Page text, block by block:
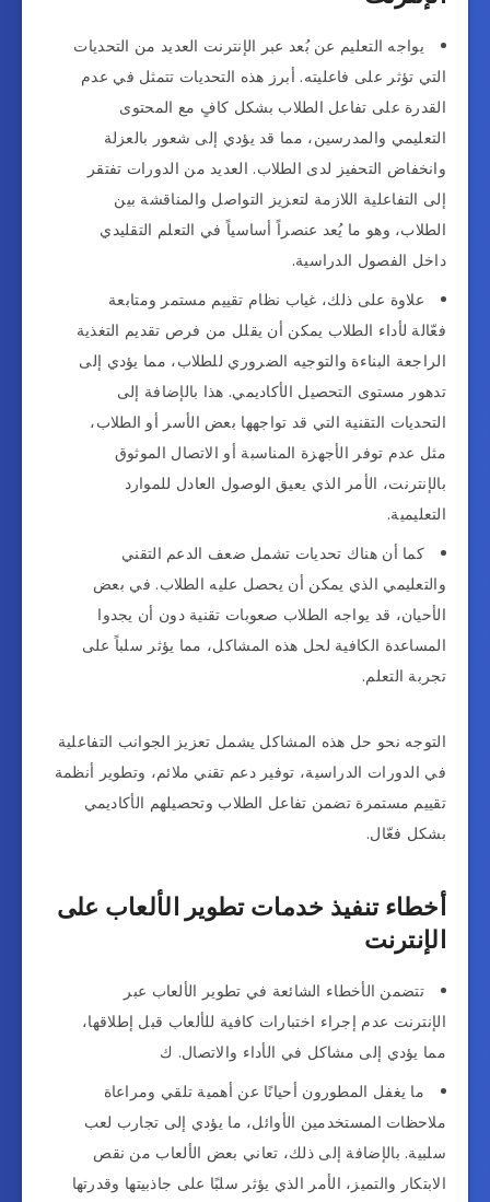
يواجه التعليم عن بُعد عبر الإنترنت العديد من التحديات
التي تؤثر على فاعليته. أبرز هذه التحديات تتمثل في عدم
القدرة على تفاعل الطلاب بشكل كافٍ مع المحتوى
التعليمي والمدرسين، مما قد يؤدي إلى شعور بالعزلة
وانخفاض التحفيز لدى الطلاب. العديد من الدورات تفتقر
إلى التفاعلية اللازمة لتعزيز التواصل والمناقشة بين
الطلاب، وهو ما يُعد عنصراً أساسياً في التعلم التقليدي
داخل الفصول الدراسية.
علاوة على ذلك، غياب نظام تقييم مستمر ومتابعة
فعّالة لأداء الطلاب يمكن أن يقلل من فرص تقديم التغذية
الراجعة البناءة والتوجيه الضروري للطلاب، مما يؤدي إلى
تدهور مستوى التحصيل الأكاديمي. هذا بالإضافة إلى
التحديات التقنية التي قد تواجهها بعض الأسر أو الطلاب،
مثل عدم توفر الأجهزة المناسبة أو الاتصال الموثوق
بالإنترنت، الأمر الذي يعيق الوصول العادل للموارد
التعليمية.
كما أن هناك تحديات تشمل ضعف الدعم التقني
والتعليمي الذي يمكن أن يحصل عليه الطلاب. في بعض
الأحيان، قد يواجه الطلاب صعوبات تقنية دون أن يجدوا
المساعدة الكافية لحل هذه المشاكل، مما يؤثر سلباً على
تجربة التعلم.
التوجه نحو حل هذه المشاكل يشمل تعزيز الجوانب التفاعلية
في الدورات الدراسية، توفير دعم تقني ملائم، وتطوير أنظمة
تقييم مستمرة تضمن تفاعل الطلاب وتحصيلهم الأكاديمي
بشكل فعّال.
أخطاء تنفيذ خدمات تطوير الألعاب على
الإنترنت
تتضمن الأخطاء الشائعة في تطوير الألعاب عبر
الإنترنت عدم إجراء اختبارات كافية للألعاب قبل إطلاقها،
مما يؤدي إلى مشاكل في الأداء والاتصال. ك
ما يغفل المطورون أحيانًا عن أهمية تلقي ومراعاة
ملاحظات المستخدمين الأوائل، ما يؤدي إلى تجارب لعب
سلبية. بالإضافة إلى ذلك، تعاني بعض الألعاب من نقص
الابتكار والتميز، الأمر الذي يؤثر سلبًا على جاذبيتها وقدرتها